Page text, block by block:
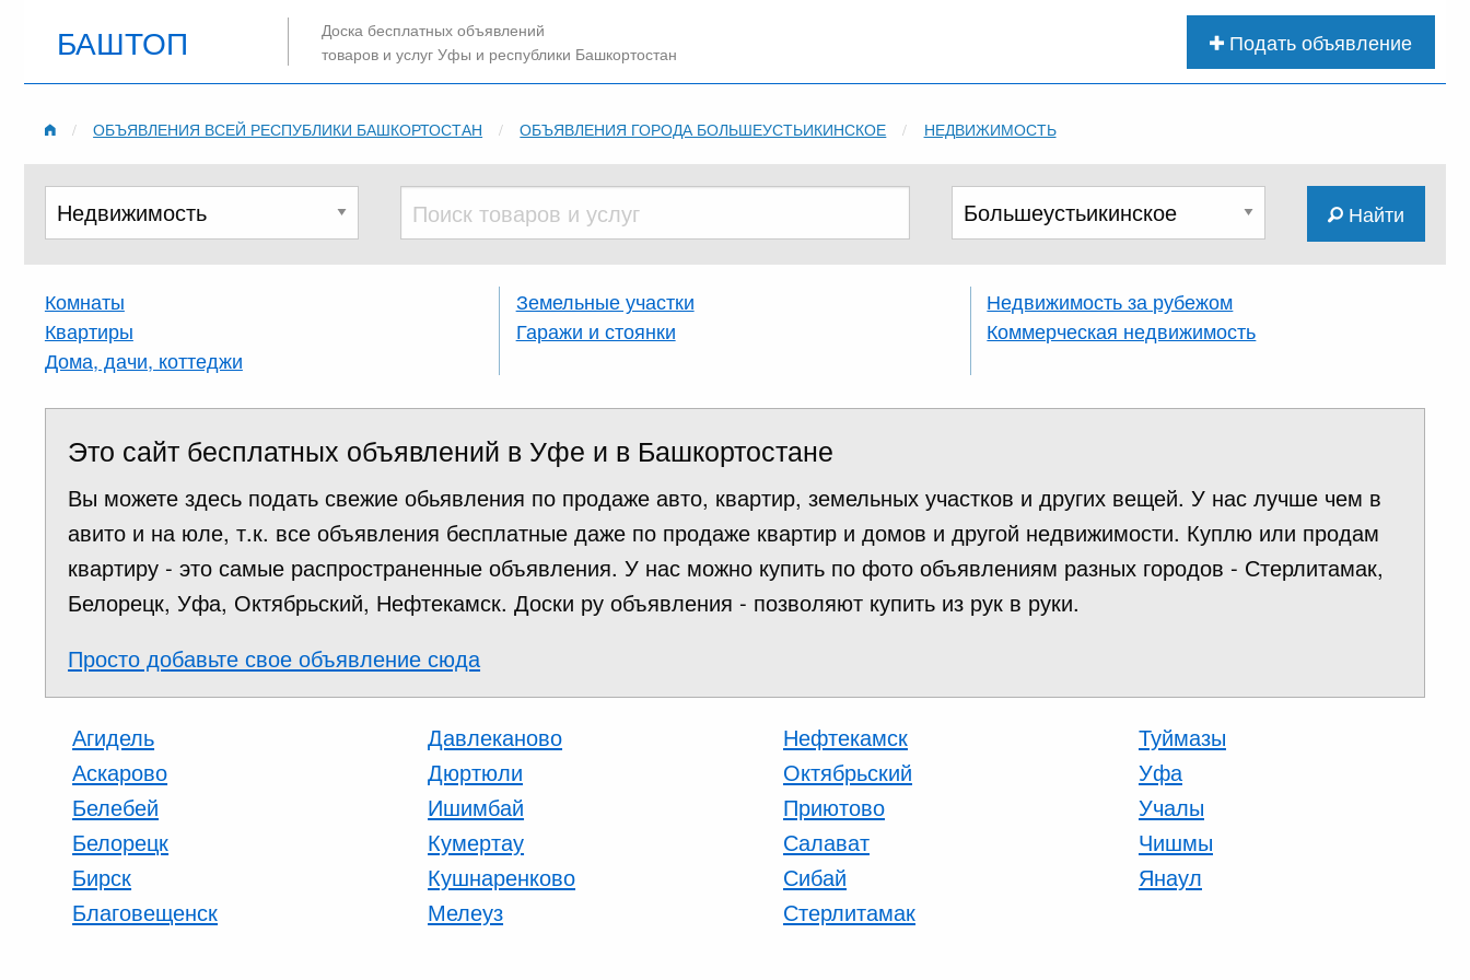
БАШТОП
Доска бесплатных объявлений
товаров и услуг Уфы и республики Башкортостан
Подать объявление
ОБЪЯВЛЕНИЯ ВСЕЙ РЕСПУБЛИКИ БАШКОРТОСТАН ОБЪЯВЛЕНИЯ ГОРОДА БОЛЬШЕУСТЬИКИНСКОЕ НЕДВИЖИМОСТЬ
Найти
Комнаты
Квартиры
Дома, дачи, коттеджи
Земельные участки
Гаражи и стоянки
Недвижимость за рубежом
Коммерческая недвижимость
Это сайт бесплатных объявлений в Уфе и в Башкортостане
Вы можете здесь подать свежие обьявления по продаже авто, квартир, земельных участков и других вещей. У нас лучше чем в
авито и на юле, т.к. все объявления бесплатные даже по продаже квартир и домов и другой недвижимости. Куплю или продам
квартиру - это самые распространенные объявления. У нас можно купить по фото объявлениям разных городов - Стерлитамак,
Белорецк, Уфа, Октябрьский, Нефтекамск. Доски ру объявления - позволяют купить из рук в руки.
Просто добавьте свое объявление сюда
Агидель
Аскарово
Белебей
Белорецк
Бирск
Благовещенск
Давлеканово
Дюртюли
Ишимбай
Кумертау
Кушнаренково
Мелеуз
Нефтекамск
Октябрьский
Приютово
Салават
Сибай
Стерлитамак
Туймазы
Уфа
Учалы
Чишмы
Янаул